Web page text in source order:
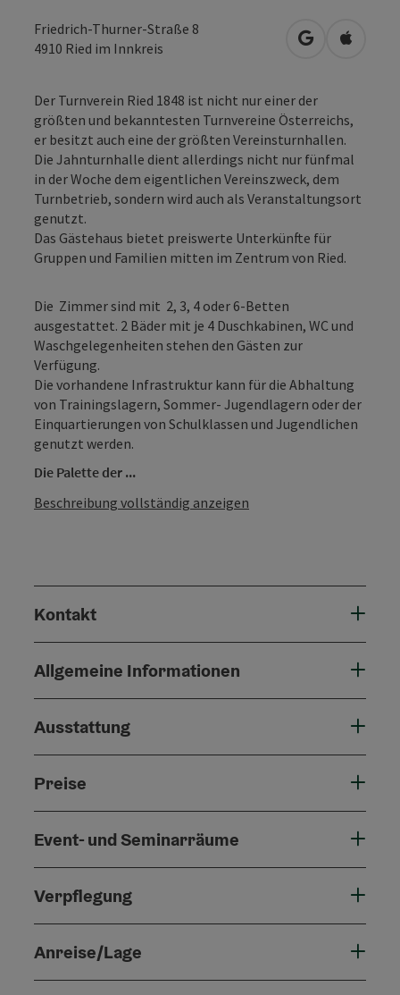
Friedrich-Thurner-Straße 8
4910 Ried im Innkreis in Google
in
Der Turnverein Ried 1848 ist nicht nur einer der
größten und bekanntesten Turnvereine Österreichs,
er besitzt auch eine der größten Vereinsturnhallen.
Die Jahnturnhalle dient allerdings nicht nur fünfmal
in der Woche dem eigentlichen Vereinszweck, dem
Turnbetrieb, sondern wird auch als Veranstaltungsort
genutzt.
Das Gästehaus bietet preiswerte Unterkünfte für
Gruppen und Familien mitten im Zentrum von Ried.
Die Zimmer sind mit 2, 3, 4 oder 6-Betten
ausgestattet. 2 Bäder mit je 4 Duschkabinen, WC und
Waschgelegenheiten stehen den Gästen zur
Verfügung.
Die vorhandene Infrastruktur kann für die Abhaltung
von Trainingslagern, Sommer- Jugendlagern oder der
Einquartierungen von Schulklassen und Jugendlichen
genutzt werden.
Die Palette der ...
Beschreibung vollständig anzeigen
Kontakt
Allgemeine Informationen
Ausstattung
Preise
Event- und Seminarräume
Verpflegung
Anreise/Lage